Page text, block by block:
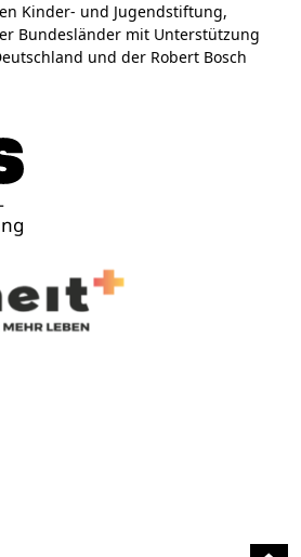
Kinder- und Jugendstiftung,
Bundesländer mit Unterstützung
und der Robert Bosch